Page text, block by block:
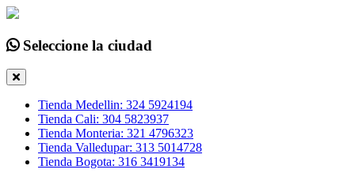
Seleccione la ciudad
Tienda Medellin: 324 5924194
Tienda Cali: 304 5823937
Tienda Monteria: 321 4796323
Tienda Valledupar: 313 5014728
Tienda Bogota: 316 3419134